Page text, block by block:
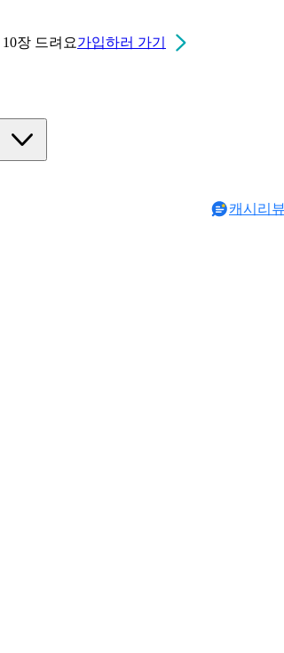
장 드려요가입하러 가기
캐시리뷰